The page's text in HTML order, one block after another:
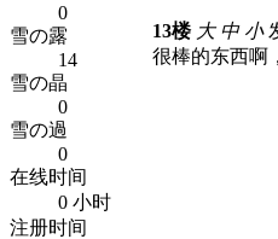
0
雪の露
14
雪の晶
0
雪の過
0
在线时间
0 小时
注册时间
13楼 大 中 小
很棒的东西啊